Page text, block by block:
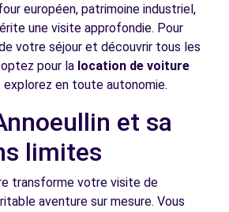
- GARAGE PLANQUE SARL
DE GAULLE
européen, patrimoine industriel,
une visite approfondie. Pour
votre séjour et découvrir tous les
pour la location de voiture
en toute autonomie.
et sa
limites
transforme votre visite de
aventure sur mesure. Vous